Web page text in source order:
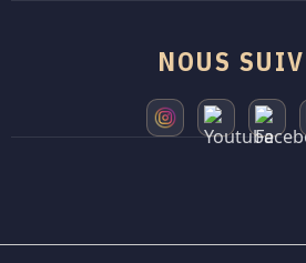
NOUS